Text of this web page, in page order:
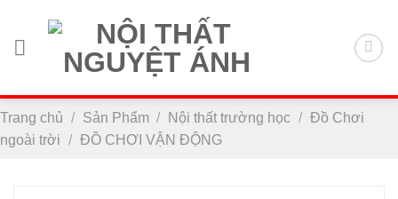
nội
Trang chủ / Sản Phẩm / Nội thất trường học / Đồ Chơi
ngoài trời / ĐỒ CHƠI VẬN ĐỘNG